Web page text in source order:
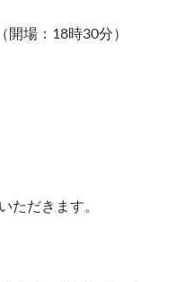
場：18時30分）
ただきます。